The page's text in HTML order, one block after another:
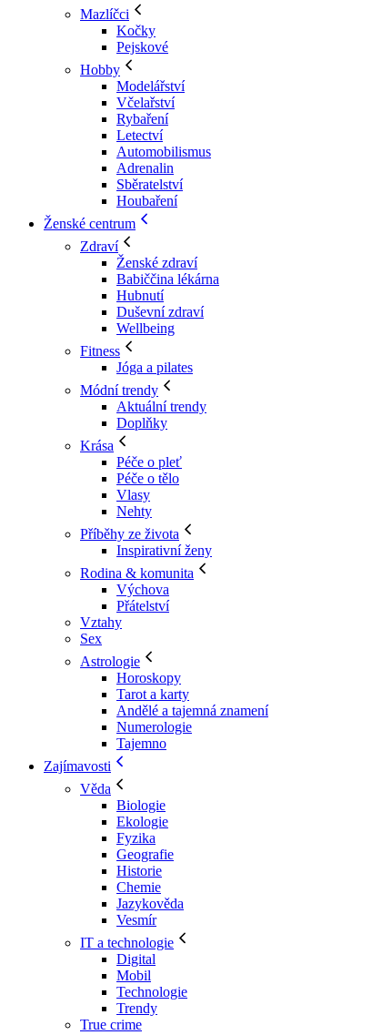
Mazlíčci
Kočky
Pejskové
Hobby
Modelářství
Včelařství
Rybaření
Letectví
Automobilismus
Adrenalin
Sběratelství
Houbaření
Ženské centrum
Zdraví
Ženské zdraví
Babiččina lékárna
Hubnutí
Duševní zdraví
Wellbeing
Fitness
Jóga a pilates
Módní trendy
Aktuální trendy
Doplňky
Krása
Péče o pleť
Péče o tělo
Vlasy
Nehty
Příběhy ze života
Inspirativní ženy
Rodina & komunita
Výchova
Přátelství
Vztahy
Sex
Astrologie
Horoskopy
Tarot a karty
Andělé a tajemná znamení
Numerologie
Tajemno
Zajímavosti
Věda
Biologie
Ekologie
Fyzika
Geografie
Historie
Chemie
Jazykověda
Vesmír
IT a technologie
Digital
Mobil
Technologie
Trendy
True crime